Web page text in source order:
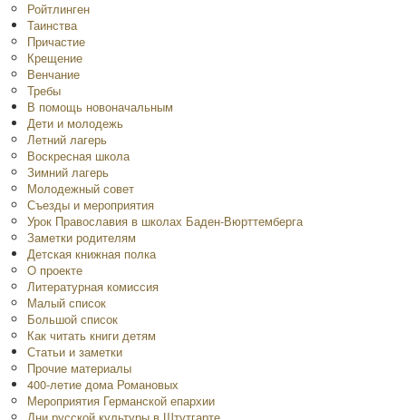
Ройтлинген
Таинства
Причастие
Крещение
Венчание
Требы
В помощь новоначальным
Дети и молодежь
Летний лагерь
Воскресная школа
Зимний лагерь
Молодежный совет
Съезды и мероприятия
Урок Православия в школах Баден-Вюрттемберга
Заметки родителям
Детская книжная полка
O проекте
Литературная комиссия
Малый список
Большой список
Как читать книги детям
Статьи и заметки
Прочие материалы
400-летие дома Романовых
Мероприятия Германской епархии